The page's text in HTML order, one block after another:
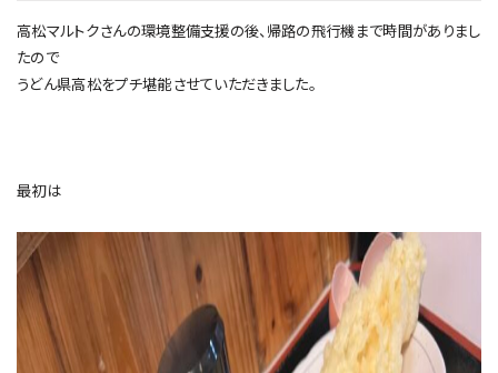
高松マルトクさんの環境整備支援の後、帰路の飛行機まで時間がありまし
たので
うどん県高松をプチ堪能させていただきました。
最初は